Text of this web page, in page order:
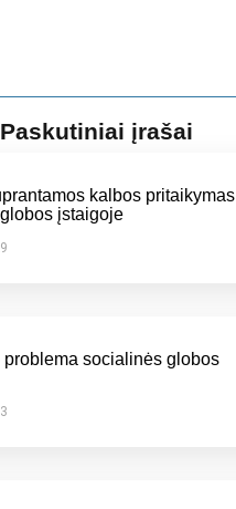
Paskutiniai įrašai
kalbos pritaikymas
įstaigoje
socialinės globos